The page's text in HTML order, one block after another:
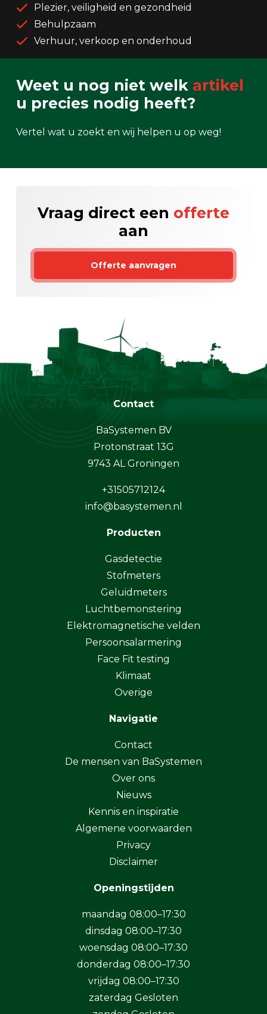
Plezier, veiligheid en gezondheid
Behulpzaam
Verhuur, verkoop en onderhoud
Weet u nog niet welk artikel
u precies nodig heeft?
Vertel wat u zoekt en wij helpen u op weg!
Vraag direct een offerte
aan
Offerte aanvragen
Contact
BaSystemen BV
Protonstraat 13G
9743 AL Groningen
+31505712124
info@basystemen.nl
Producten
Gasdetectie
Stofmeters
Geluidmeters
Luchtbemonstering
Elektromagnetische velden
Persoonsalarmering
Face Fit testing
Klimaat
Overige
Navigatie
Contact
De mensen van BaSystemen
Over ons
Nieuws
Kennis en inspiratie
Algemene voorwaarden
Privacy
Disclaimer
Openingstijden
maandag 08:00–17:30
dinsdag 08:00–17:30
woensdag 08:00–17:30
donderdag 08:00–17:30
vrijdag 08:00–17:30
zaterdag Gesloten